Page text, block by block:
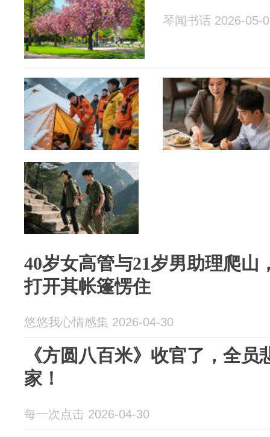
琴闻书话 2026-05-
40岁女高管与21岁男助理爬山
打开其帐篷愣住
悠悠我心情感集 2026-04-30
《方圆八百米》收官了，全员
家！
每一次点击 2026-04-30